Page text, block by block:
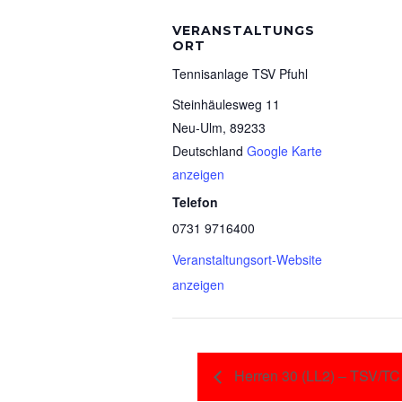
VERANSTALTUNGS
ORT
Tennisanlage TSV Pfuhl
Steinhäulesweg 11
Neu-Ulm, 89233
Deutschland Google Karte
anzeigen
Telefon
0731 9716400
Veranstaltungsort-Website
anzeigen
Herren 30 (LL2) – TSV/